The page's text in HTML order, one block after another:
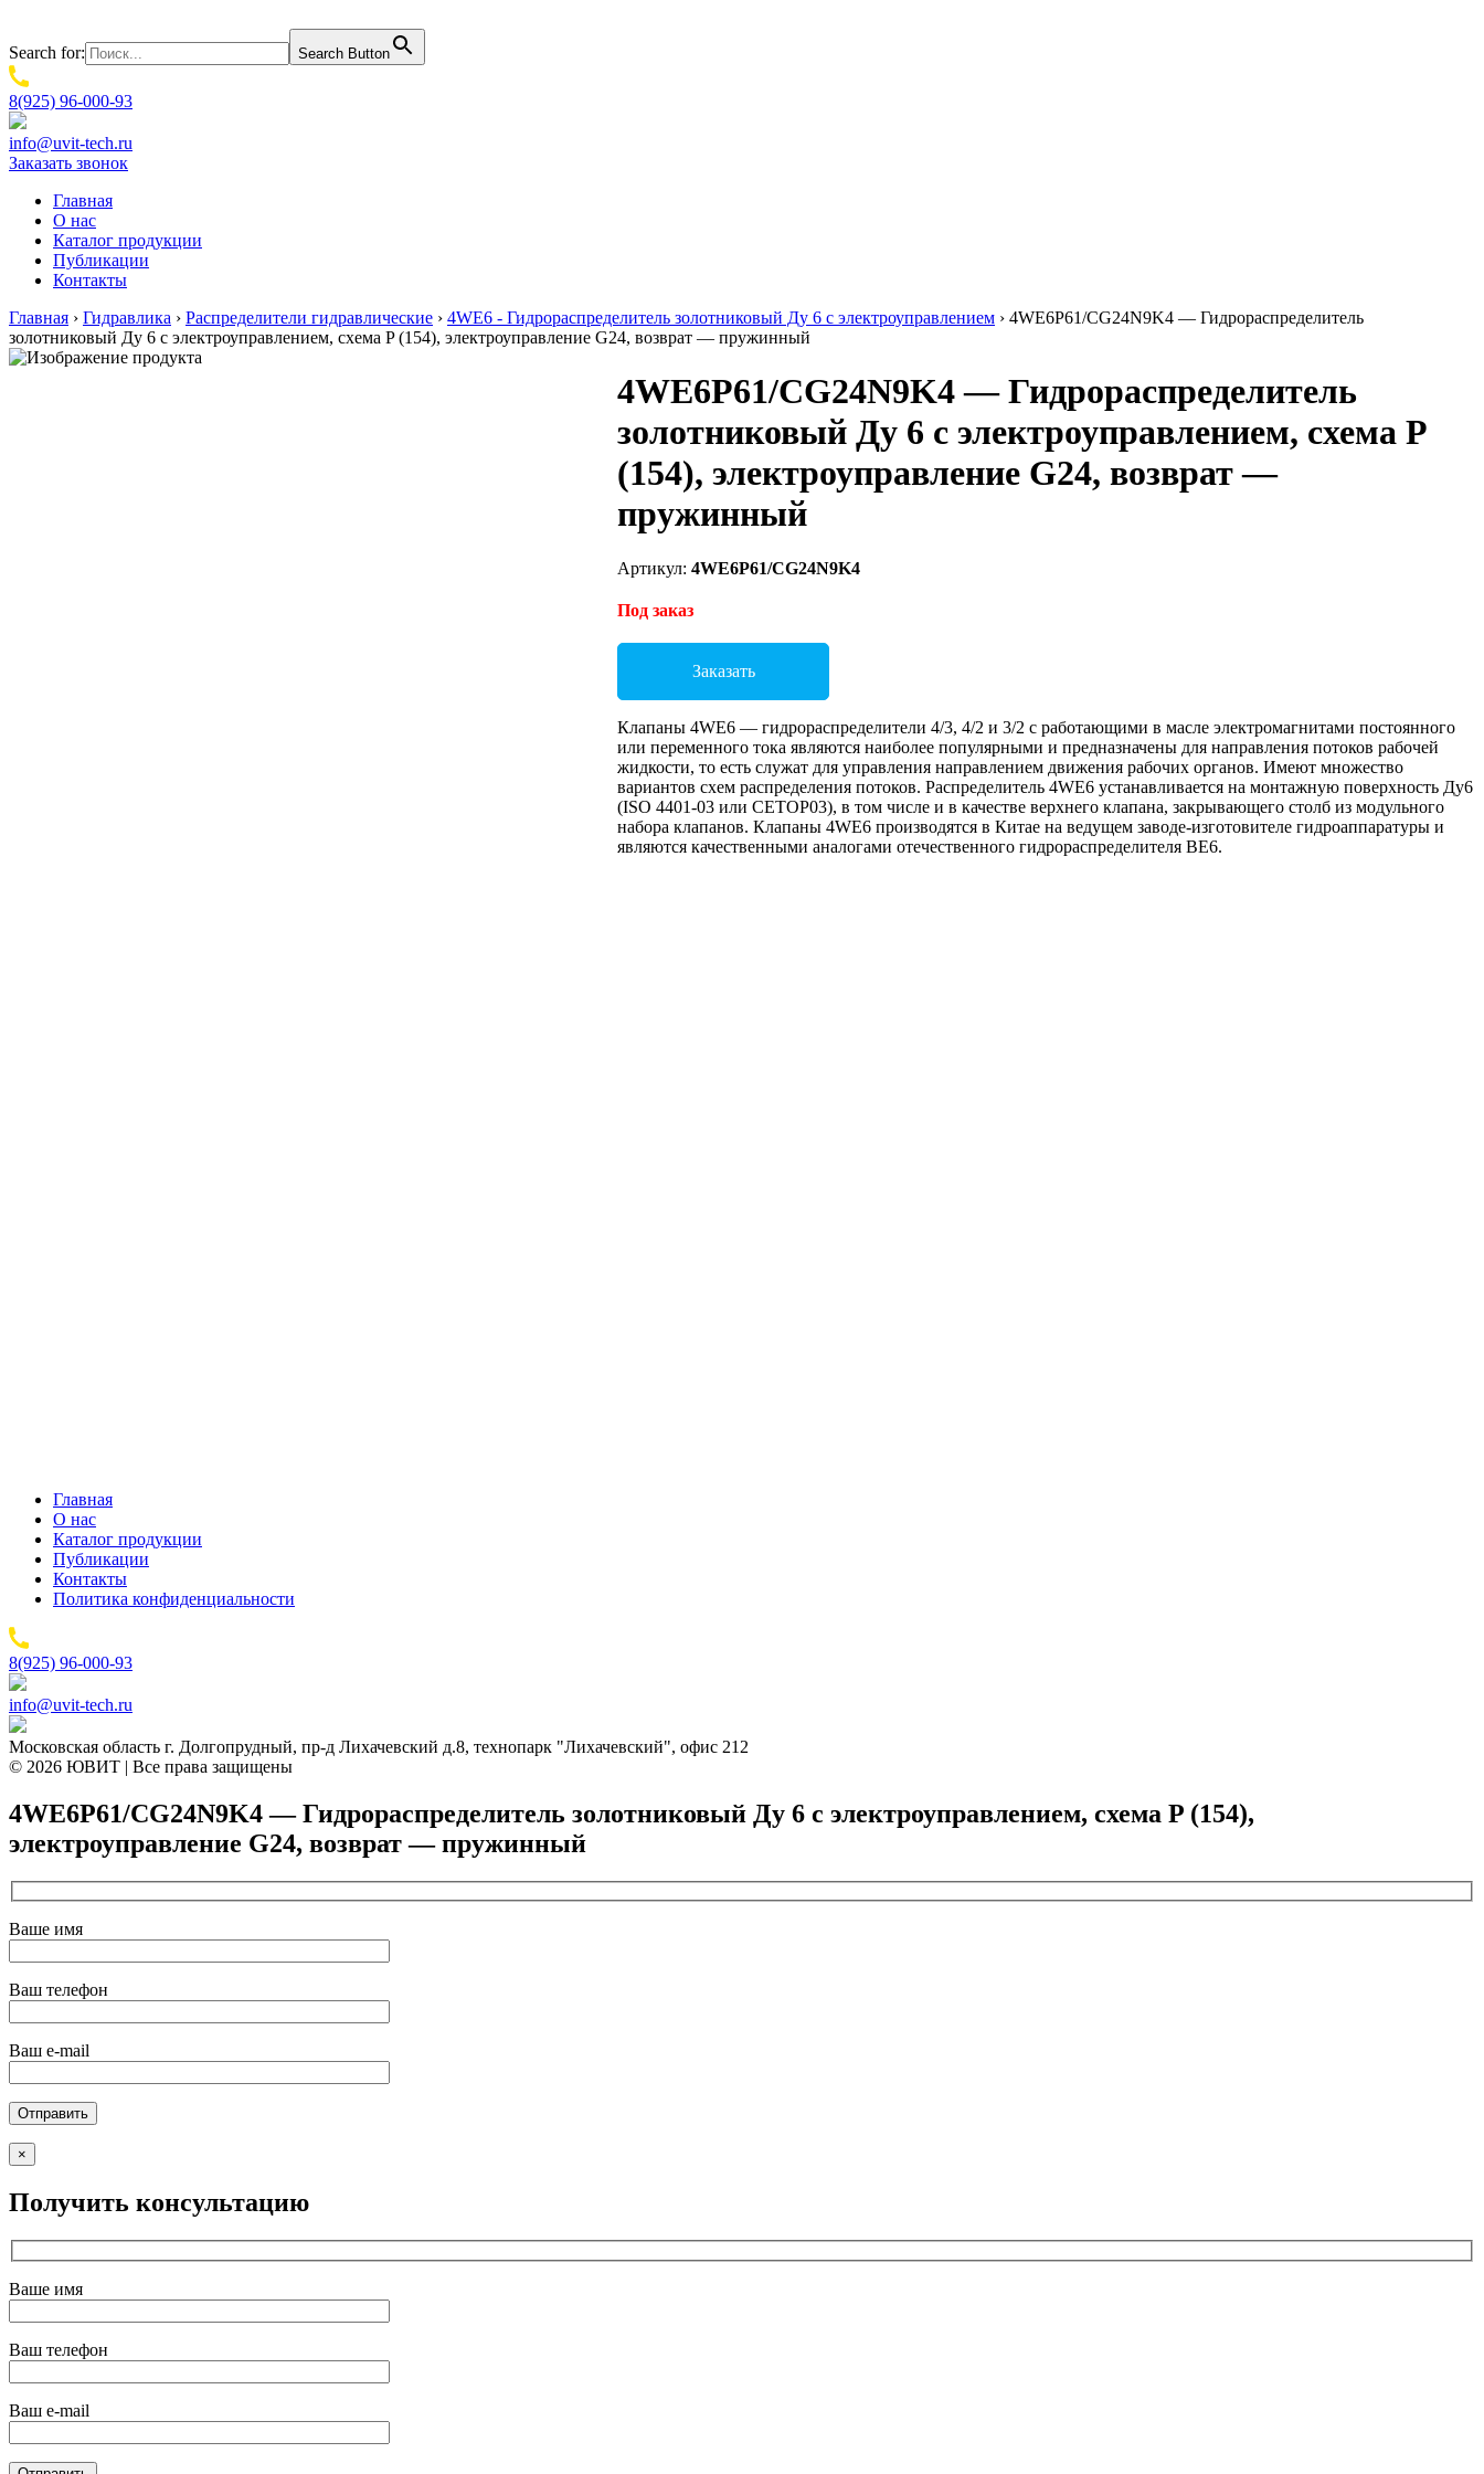
Search for: Search Button
8(925) 96-000-93
info@uvit-tech.ru
Заказать звонок
Главная
О нас
Каталог продукции
Публикации
Контакты
Главная › Гидравлика › Распределители гидравлические › 4WE6 - Гидрораспределитель золотниковый Ду 6 с электроуправлением › 4WE6P61/CG24N9K4 — Гидрораспределитель
золотниковый Ду 6 с электроуправлением, схема P (154), электроуправление G24, возврат — пружинный
4WE6P61/CG24N9K4 — Гидрораспределитель
золотниковый Ду 6 с электроуправлением, схема P
(154), электроуправление G24, возврат —
пружинный
Артикул:4WE6P61/CG24N9K4
Под заказ
Заказать
Клапаны 4WE6 — гидрораспределители 4/3, 4/2 и 3/2 с работающими в масле электромагнитами постоянного
или переменного тока являются наиболее популярными и предназначены для направления потоков рабочей
жидкости, то есть служат для управления направлением движения рабочих органов. Имеют множество
вариантов схем распределения потоков. Распределитель 4WE6 устанавливается на монтажную поверхность Ду6
(ISO 4401-03 или CETOP03), в том числе и в качестве верхнего клапана, закрывающего столб из модульного
набора клапанов. Клапаны 4WE6 производятся в Китае на ведущем заводе-изготовителе гидроаппаратуры и
являются качественными аналогами отечественного гидрораспределителя ВЕ6.
Главная
О нас
Каталог продукции
Публикации
Контакты
Политика конфиденциальности
8(925) 96-000-93
info@uvit-tech.ru
Московская область г. Долгопрудный, пр-д Лихачевский д.8, технопарк "Лихачевский", офис 212
© 2026 ЮВИТ | Все права защищены
4WE6P61/CG24N9K4 — Гидрораспределитель золотниковый Ду 6 с электроуправлением, схема P (154),
электроуправление G24, возврат — пружинный
Ваше имя
Ваш телефон
Ваш e-mail
×
Получить консультацию
Ваше имя
Ваш телефон
Ваш e-mail